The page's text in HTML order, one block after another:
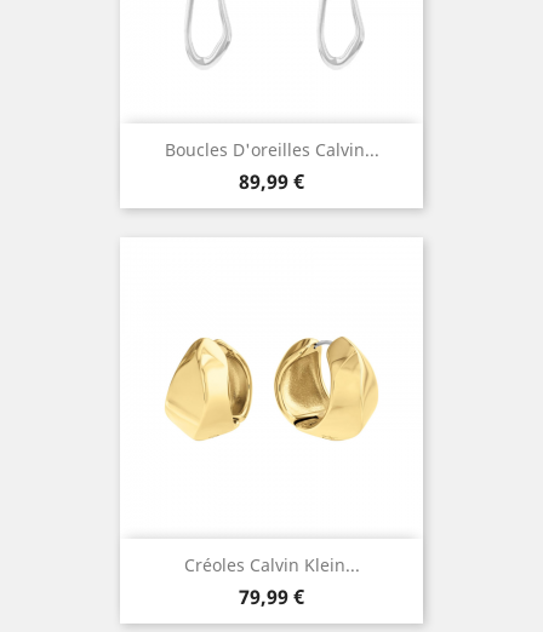
Boucles D'oreilles Calvin...
Prix
89,99 €
Créoles Calvin Klein...
Prix
79,99 €